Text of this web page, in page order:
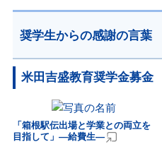
奨学生からの感謝の言葉
米田吉盛教育奨学金募金
「箱根駅伝出場と学業との両立を
目指して」―給費生―